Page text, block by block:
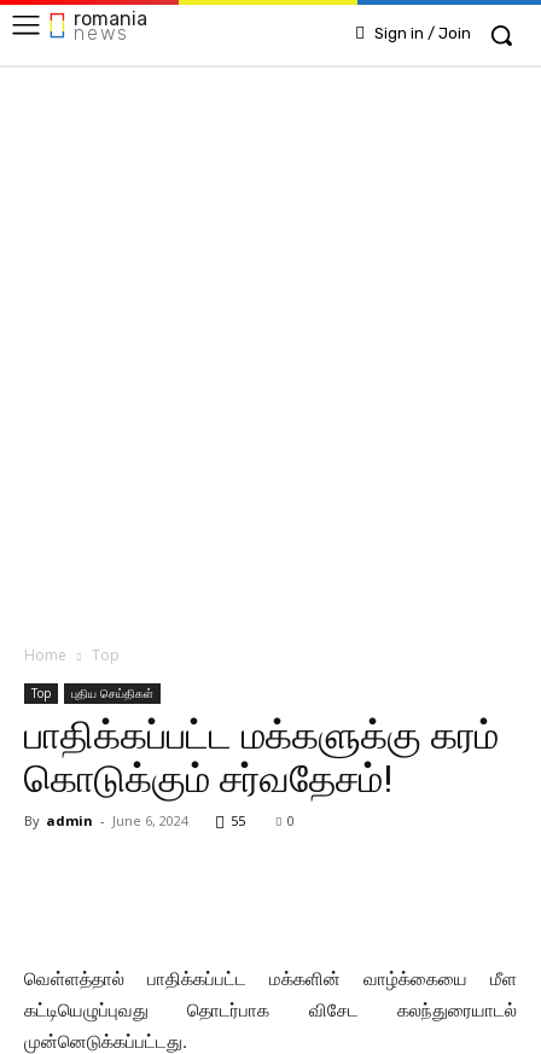
romania
news Sign in / Join
Home Top
Top புதிய செய்திகள்
பாதிக்கப்பட்ட மக்களுக்கு கரம்
கொடுக்கும் சர்வதேசம்!
By admin - June 6, 2024 55 0
வெள்ளத்தால் பாதிக்கப்பட்ட மக்களின் வாழ்க்கையை மீள
கட்டியெழுப்புவது தொடர்பாக விசேட கலந்துரையாடல்
முன்னெடுக்கப்பட்டது.